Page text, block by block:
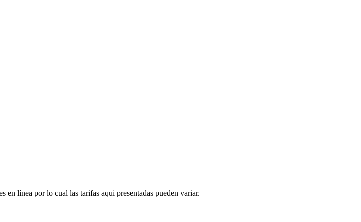
en línea por lo cual las tarifas aqui presentadas pueden variar.